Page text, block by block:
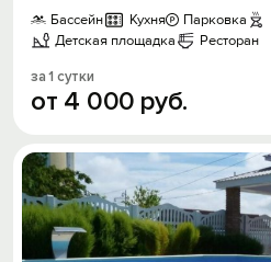
Бассейн
Кухня Парковка
Детская площадка
Ресторан
за 1 сутки
от 4 000 руб.